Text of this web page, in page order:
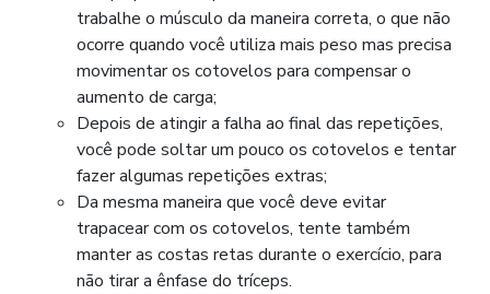
trabalhe o músculo da maneira correta, o que não
ocorre quando você utiliza mais peso mas precisa
movimentar os cotovelos para compensar o
aumento de carga;
Depois de atingir a falha ao final das repetições,
você pode soltar um pouco os cotovelos e tentar
fazer algumas repetições extras;
Da mesma maneira que você deve evitar
trapacear com os cotovelos, tente também
manter as costas retas durante o exercício, para
não tirar a ênfase do tríceps.